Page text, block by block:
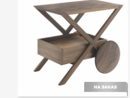
NEWWORK THE GREATNESS